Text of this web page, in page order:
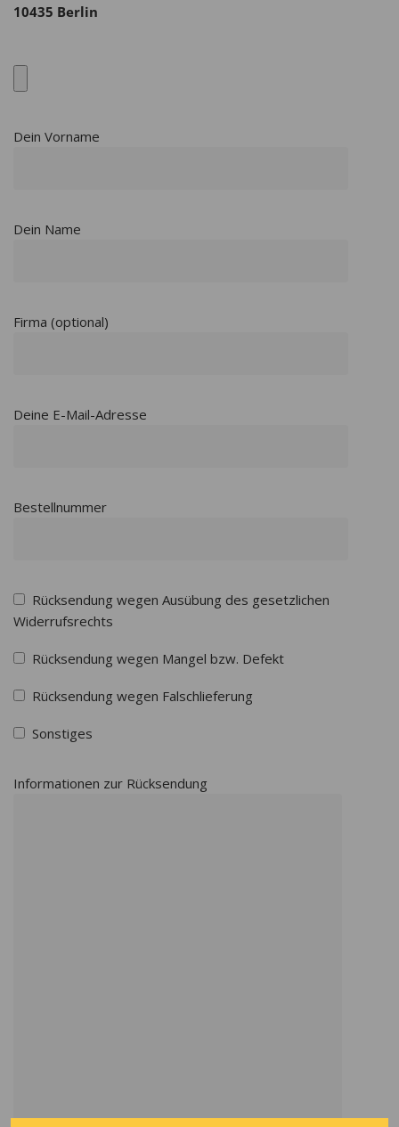
10435 Berlin
Dein Vorname
Dein Name
Firma (optional)
Deine E-Mail-Adresse
Bestellnummer
Rücksendung wegen Ausübung des gesetzlichen
Widerrufsrechts
Rücksendung wegen Mangel bzw. Defekt
Rücksendung wegen Falschlieferung
Sonstiges
Informationen zur Rücksendung